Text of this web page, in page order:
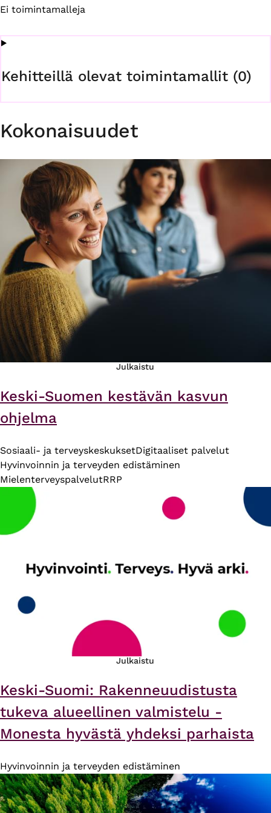
Ei toimintamalleja
Kehitteillä olevat toimintamallit (0)
Kokonaisuudet
Julkaistu
Keski-Suomen kestävän kasvun
ohjelma
Sosiaali- ja terveyskeskuksetDigitaaliset palvelut
Hyvinvoinnin ja terveyden edistäminen
MielenterveyspalvelutRRP
Julkaistu
Keski-Suomi: Rakenneuudistusta
tukeva alueellinen valmistelu -
Monesta hyvästä yhdeksi parhaista
Hyvinvoinnin ja terveyden edistäminen